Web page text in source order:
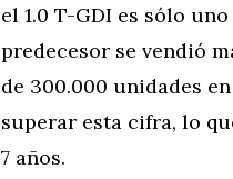
el 1.0 T-GDI es sólo
predecesor se vendió
de 300.000 unidades
superar esta cifra, lo
7 años.